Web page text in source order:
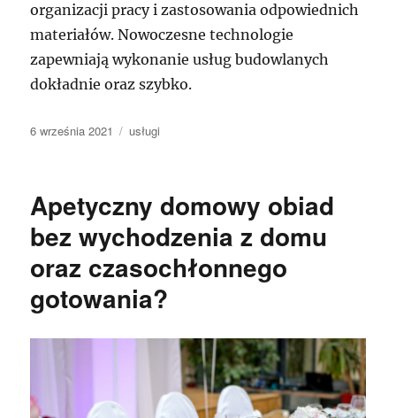
organizacji pracy i zastosowania odpowiednich
materiałów. Nowoczesne technologie
zapewniają wykonanie usług budowlanych
dokładnie oraz szybko.
Data
6 września 2021 Kategorie
usługi
Apetyczny domowy obiad
bez wychodzenia z domu
oraz czasochłonnego
gotowania?